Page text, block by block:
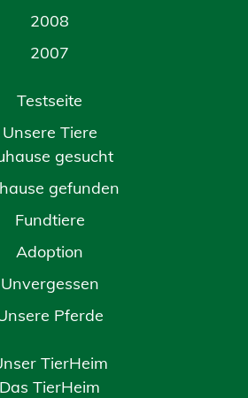
2008
2007
Testseite
Unsere Tiere
gesucht
gefunden
Fundtiere
Adoption
Unvergessen
Pferde
TierHeim
Das TierHeim